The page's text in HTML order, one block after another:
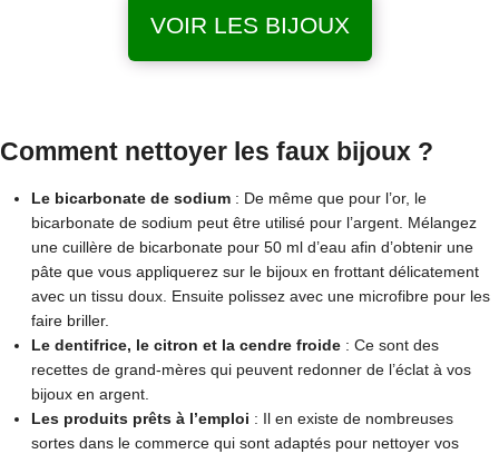
VOIR LES BIJOUX
Comment nettoyer les faux bijoux ?
Le bicarbonate de sodium : De même que pour l’or, le
bicarbonate de sodium peut être utilisé pour l’argent. Mélangez
une cuillère de bicarbonate pour 50 ml d’eau afin d’obtenir une
pâte que vous appliquerez sur le bijoux en frottant délicatement
avec un tissu doux. Ensuite polissez avec une microfibre pour les
faire briller.
Le dentifrice, le citron et la cendre froide : Ce sont des
recettes de grand-mères qui peuvent redonner de l’éclat à vos
bijoux en argent.
Les produits prêts à l’emploi : Il en existe de nombreuses
sortes dans le commerce qui sont adaptés pour nettoyer vos